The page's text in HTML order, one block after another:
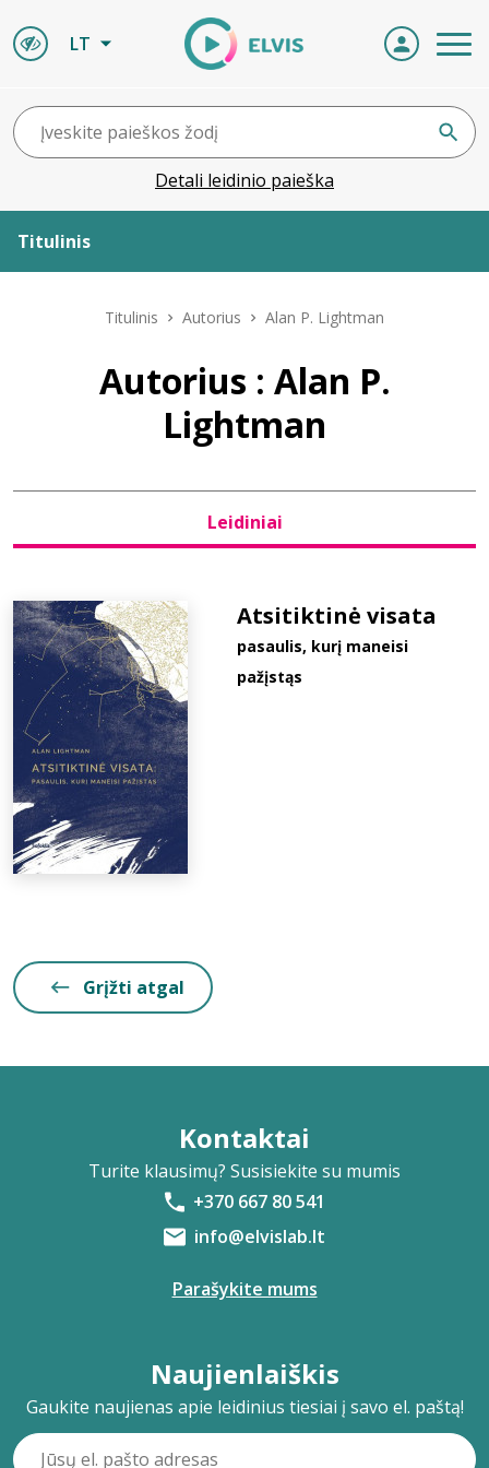
LT
Detali leidinio paieška
Titulinis
Naujienos
Bibliotekoms
D.U.K.
Titulinis Autorius Alan P. Lightman
Autorius : Alan P.
Lightman
Leidiniai
Atsitiktinė visata
pasaulis, kurį maneisi
pažįstąs
Grįžti atgal
Kontaktai
Turite klausimų? Susisiekite su mumis
+370 667 80 541
info@elvislab.lt
Parašykite mums
Naujienlaiškis
Gaukite naujienas apie leidinius tiesiai į savo el. paštą!